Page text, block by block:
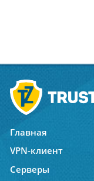
Главная
VPN-клиент
Серверы